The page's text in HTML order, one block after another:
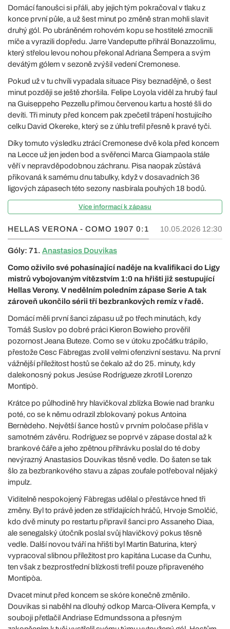
Domácí fanoušci si přáli, aby jejich tým pokračoval v tlaku z
konce první půle, a už šest minut po změně stran mohli slavit
druhý gól. Po ubráněném rohovém kopu se hostitelé zmocnili
míče a vyrazili dopředu. Jarre Vandeputte přihrál Bonazzolimu,
který střelou levou nohou překonal Adriana Šempera a svým
devátým gólem v sezoně zvýšil vedení Cremonese.
Pokud už v tu chvíli vypadala situace Pisy beznadějně, o šest
minut později se ještě zhoršila. Felipe Loyola viděl za hrubý faul
na Guiseppeho Pezzellu přímou červenou kartu a hosté šli do
devíti. Tři minuty před koncem pak zpečetil trápení hostujícího
celku David Okereke, který se z úhlu trefil přesně k pravé tyči.
Díky tomuto výsledku ztrácí Cremonese dvě kola před koncem
na Lecce už jen jeden bod a svěřenci Marca Giampaola stále
věří v nepravděpodobnou záchranu. Pisa naopak zůstává
přikovaná k samému dnu tabulky, když v dosavadních 36
ligových zápasech této sezony nasbírala pouhých 18 bodů.
Více informací k zápasu
HELLAS VERONA - COMO 1907 0:1 10.05.2026 12:30
Góly: 71. Anastasios Douvikas
Como oživilo své pohasínající naděje na kvalifikaci do Ligy
mistrů vybojovaným vítězstvím 1:0 na hřišti již sestupující
Hellas Verony. V nedělním poledním zápase Serie A tak
zároveň ukončilo sérii tří bezbrankových remíz v řadě.
Domácí měli první šanci zápasu už po třech minutách, kdy
Tomáš Suslov po dobré práci Kieron Bowieho prověřil
pozornost Jeana Buteze. Como se v útoku zpočátku trápilo,
přestože Cesc Fàbregas zvolil velmi ofenzivní sestavu. Na první
vážnější příležitost hostů se čekalo až do 25. minuty, kdy
dalekonosný pokus Jesúse Rodrígueze zkrotil Lorenzo
Montipò.
Krátce po půlhodině hry hlavičkoval zblízka Bowie nad branku
poté, co se k němu odrazil zblokovaný pokus Antoina
Bernèdeho. Největší šance hostů v prvním poločase přišla v
samotném závěru. Rodríguez se poprvé v zápase dostal až k
brankové čáře a jeho zpětnou přihrávku poslal do té doby
nevýrazný Anastasios Douvikas těsně vedle. Do šaten se tak
šlo za bezbrankového stavu a zápas zoufale potřeboval nějaký
impulz.
Viditelně nespokojený Fàbregas udělal o přestávce hned tři
změny. Byl to právě jeden ze střídajících hráčů, Hrvoje Smolčić,
kdo dvě minuty po restartu připravil šanci pro Assaneho Diaa,
ale senegalský útočník poslal svůj hlavičkový pokus těsně
vedle. Další novou tváří na hřišti byl Martin Baturina, který
vypracoval slibnou příležitost pro kapitána Lucase da Cunhu,
ten však z bezprostřední blízkosti trefil pouze připraveného
Montipòa.
Dvacet minut před koncem se skóre konečně změnilo.
Douvikas si naběhl na dlouhý odkop Marca-Olivera Kempfa, v
souboji přetlačil Andriase Edmundssona a přesným